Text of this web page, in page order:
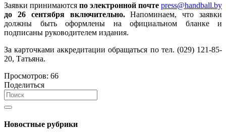
Заявки принимаются по электронной почте press@handball.by
до 26 сентября включительно.Напоминаем, что заявки
должны быть оформлены на официальном бланке и
подписаны руководителем издания.
За карточками аккредитации обращаться по тел. (029) 121-85-
20, Татьяна.
Просмотров: 66
Поделиться
Новостные рубрики